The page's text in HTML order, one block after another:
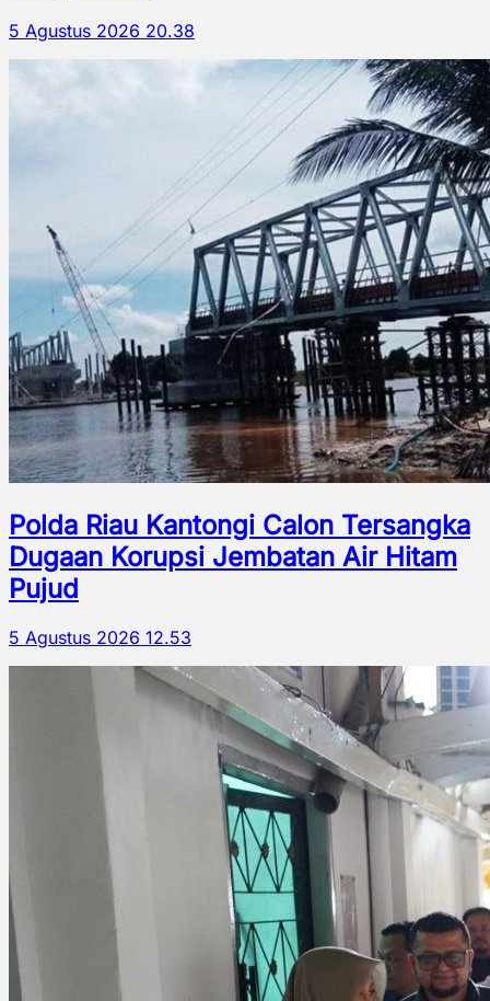
5 Agustus 2026 20.38
Polda Riau Kantongi Calon Tersangka
Dugaan Korupsi Jembatan Air Hitam
Pujud
5 Agustus 2026 12.53